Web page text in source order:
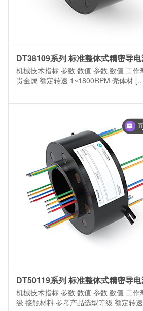
DT38109系列 标准整体式精密导
机械技术指标 参数 数值 参数 数值 工
贵金属 额定转速 1~1800RPM 壳体材
DT50119系列 标准整体式精密导
机械技术指标 参数 数值 参数 数值 工
级 接触材料 参考产品选型等级 额定转